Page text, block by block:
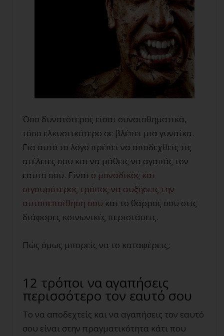
Όσο δυνατότερος είσαι συναισθηματικά,
τόσο ελκυστικότερο σε βλέπει μια γυναίκα.
Για αυτό το λόγο πρέπει να αποδεχθείς τις
ατέλειες σου και να μάθεις να αγαπάς τον
εαυτό σου. Είναι ο μοναδικός και
σιγουρότερος τρόπος να αυξήσεις την
αυτοπεποίθηση σου και το θάρρος σου στις
διάφορες κοινωνικές περιστάσεις.
Πώς όμως μπορείς να το καταφέρεις;
12 τρόποι να αγαπήσεις
περισσότερο τον εαυτό σου
Το να αποδεχτείς και να αγαπήσεις τον εαυτό
σου είναι στην πραγματικότητα κάτι που